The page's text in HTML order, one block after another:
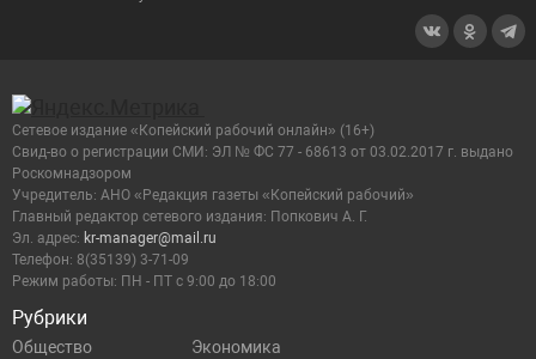
Рубрики
Общество
Экономика
Сетевое издание «Копейский рабочий онлайн» (16+)
Cвид-во о регистрации СМИ: ЭЛ № ФС 77 - 68613 от 03.02.2017 г. выдано
Роскомнадзором
Учредитель: АНО «Редакция газеты «Копейский рабочий»
Главный редактор сетевого издания: Попкович А. Г.
Эл. адрес: kr-manager@mail.ru
Телефон: 8(35139) 3-71-09
Режим работы: ПН - ПТ с 9:00 до 18:00